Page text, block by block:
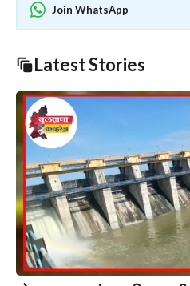
Join WhatsApp
Latest Stories